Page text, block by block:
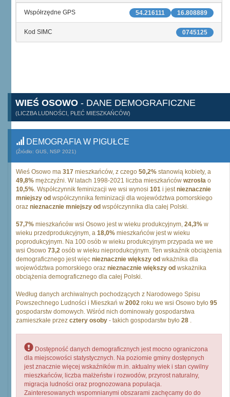
16.808889
54.216111
Współrzędne GPS
0745125
Kod SIMC
WIEŚ OSOWO - DANE DEMOGRAFICZNE
(LICZBA LUDNOŚCI, PŁEĆ MIESZKAŃCÓW)
DEMOGRAFIA W PIGUŁCE
(Źródło: GUS, NSP 2021)
Wieś Osowo ma 317 mieszkańców, z czego 50,2% stanowią kobiety, a
49,8% mężczyźni. W latach 1998-2021 liczba mieszkańców wzrosła o
10,5%. Współczynnik feminizacji we wsi wynosi 101 i jestnieznacznie
mniejszy od współczynnika feminizacji dla województwa pomorskiego
oraz nieznacznie mniejszy od współczynnika dla całej Polski.
57,7% mieszkańców wsi Osowo jest w wieku produkcyjnym, 24,3% w
wieku przedprodukcyjnym, a 18,0% mieszkańców jest w wieku
poprodukcyjnym. Na 100 osób w wieku produkcyjnym przypada we we
wsi Osowo 73,2 osób w wieku nieprodukcyjnym. Ten wskaźnik obciążenia
demograficznego jest więc nieznacznie większy od wkażnika dla
województwa pomorskiego oraz nieznacznie większy od wskażnika
obciążenia demograficznego dla całej Polski.
Według danych archiwalnych pochodzących z Narodowego Spisu
Powszechnego Ludności i Mieszkań w 2002 roku we wsi Osowo było 95
gospodarstw domowych. Wśród nich dominowały gospodarstwa
zamieszkałe przez cztery osoby - takich gospodarstw było 28 .
Dostępność danych demograficznych jest mocno ograniczona
dla miejscowości statystycznych. Na poziomie gminy dostępnych
jest znacznie więcej wskaźników m.in. aktualny wiek i stan cywilny
mieszkańców, liczba małżeństw i rozwodów, przyrost naturalny,
migracja ludności oraz prognozowana populacja.
Zainteresowanych wspomnianymi obszarami zachęcamy do do